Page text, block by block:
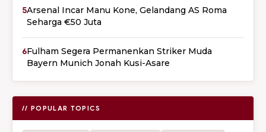
5Arsenal Incar Manu Kone, Gelandang AS Roma
Seharga €50 Juta
6Fulham Segera Permanenkan Striker Muda
Bayern Munich Jonah Kusi-Asare
// POPULAR TOPICS